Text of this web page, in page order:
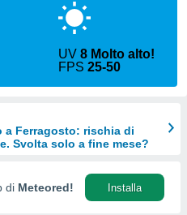
UV8 Molto alto!
FPS25-50
a Ferragosto: rischia di
Svolta solo a fine mese?
di Meteored! Installa